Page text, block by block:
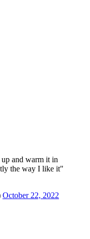
and warm it in
the way I like it"
October 22, 2022